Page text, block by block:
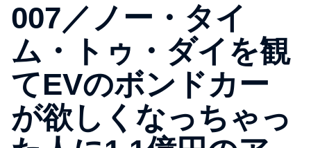
007／ノー・タイ
ム・トゥ・ダイを観
てEVのボンドカー
が欲しくなっちゃっ